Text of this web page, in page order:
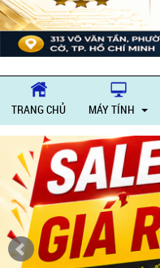
TRANG CHỦ MÁY TÍNH